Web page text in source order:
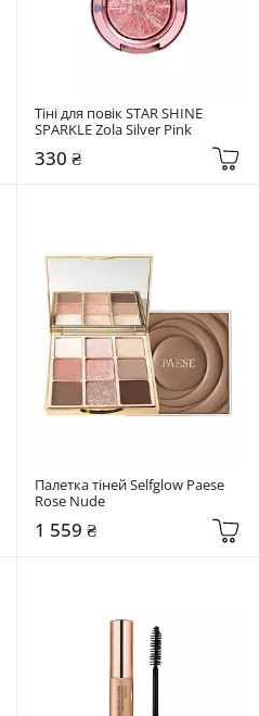
Тіні для повік STAR SHINE
SPARKLE Zola Silver Pink
330 ₴
Палетка тіней Selfglow Paese
Rose Nude
1 559 ₴